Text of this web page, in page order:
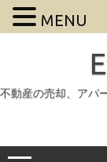
不動産の売却、アパ
MENU